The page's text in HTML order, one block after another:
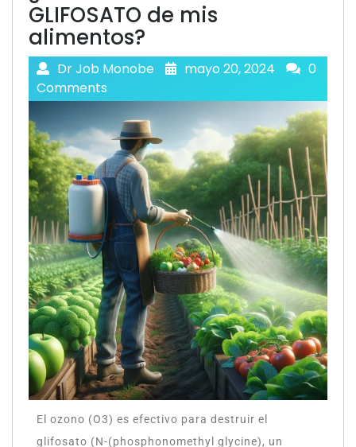
GLIFOSATO de mis
alimentos?
Dr Job Monobe mayo 20, 2024
0
Comments
El ozono (O3) es efectivo para destruir el
glifosato (N-(phosphonomethyl glycine), un